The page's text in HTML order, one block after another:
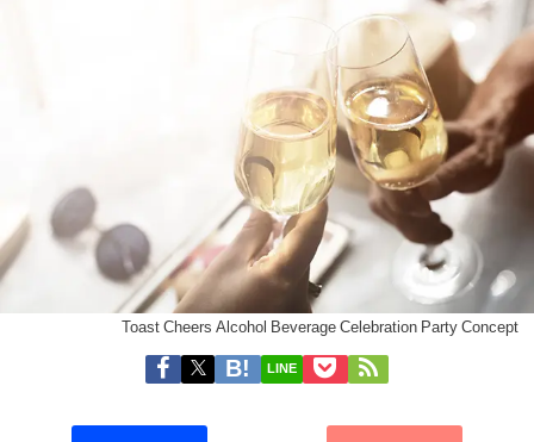
Toast Cheers Alcohol Beverage Celebration Party Concept
LINE